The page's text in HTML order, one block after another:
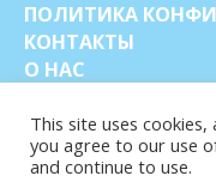
ПОЛИТИКА
КОНТАКТЫ
О НАС
This site uses
you agree to our use
and continue to use.